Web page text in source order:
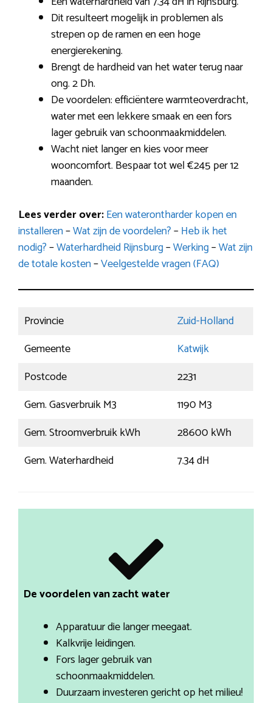
Dit resulteert mogelijk in problemen als
strepen op de ramen en een hoge
energierekening.
Brengt de hardheid van het water terug naar
ong. 2 Dh.
De voordelen: efficiëntere warmteoverdracht,
water met een lekkere smaak en een fors
lager gebruik van schoonmaakmiddelen.
Wacht niet langer en kies voor meer
wooncomfort. Bespaar tot wel €245 per 12
maanden.
Lees verder over:Een waterontharder kopen en
installeren–Wat zijn de voordelen?–Heb ik het
nodig?–Waterhardheid Rijnsburg–Werking–Wat zijn
de totale kosten–Veelgestelde vragen (FAQ)
Provincie
Zuid-Holland
Gemeente
Katwijk
Postcode
2231
Gem. Gasverbruik M3
1190 M3
Gem. Stroomverbruik kWh
28600 kWh
Gem. Waterhardheid
7.34 dH
De voordelen van zacht water
Apparatuur die langer meegaat.
Kalkvrije leidingen.
Fors lager gebruik van
schoonmaakmiddelen.
Duurzaam investeren gericht op het milieu!